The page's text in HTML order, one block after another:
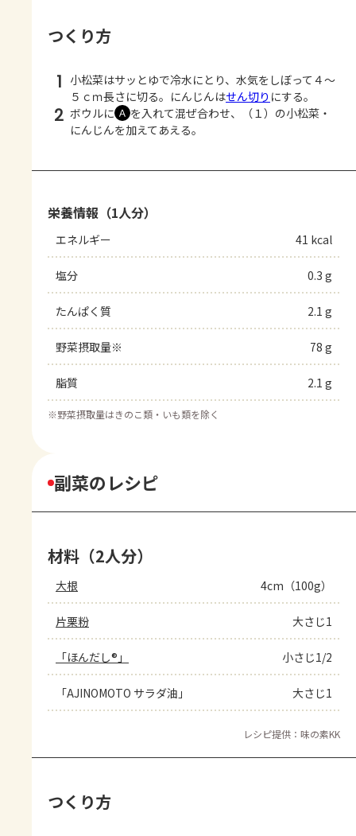
つくり方
1 小松菜はサッとゆで冷水にとり、水気をしぼって４～
５ｃｍ長さに切る。にんじんはせん切り にする。
2 ボウルに Ａ を入れて混ぜ合わせ、（１）の小松菜・
にんじんを加えてあえる。
栄養情報（1人分）
エネルギー 41 kcal
塩分 0.3 g
たんぱく質 2.1 g
野菜摂取量※ 78 g
脂質 2.1 g
※野菜摂取量はきのこ類・いも類を除く
副菜のレシピ
材料（2人分）
大根 4cm（100g）
片栗粉 大さじ1
「ほんだし®」 小さじ1/2
「AJINOMOTO サラダ油」 大さじ1
レシピ提供：味の素KK
つくり方